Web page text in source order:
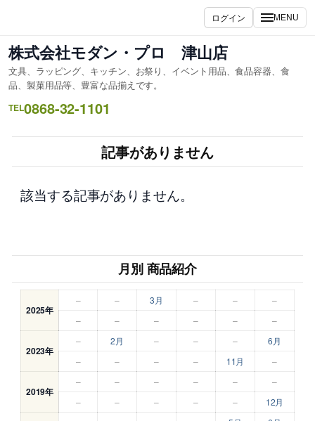
を
ス
キ
ッ
プ
ログイン MENU
株式会社モダン・プロ 津山店
文具、ラッピング、キッチン、お祭り、イベント用品、食品容器、食
品、製菓用品等、豊富な品揃えです。
TEL0868-32-1101
記事がありません
該当する記事がありません。
月別 商品紹介
2025年
– – 3月 – –
–
–
– – – – –
2023年
– 2月 – – –
6月
–
– – – 11月 –
2019年
– – – – –
–
–
– – – – 12月